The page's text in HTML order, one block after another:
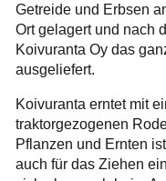
Getreide und Erbsen
Ort gelagert und nach
Koivuranta Oy das
ausgeliefert.
Koivuranta erntet mit
traktorgezogenen
Pflanzen und Ernten
auch für das Ziehen